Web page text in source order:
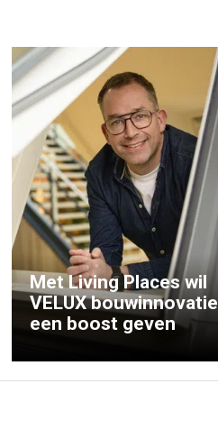
Met Living Places wil
VELUX bouwinnovatie
een boost geven